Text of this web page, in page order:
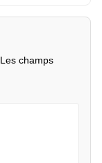
Les champs